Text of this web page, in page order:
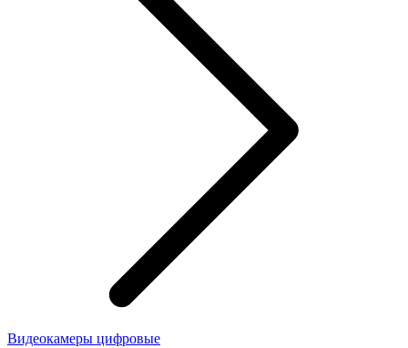
Видеокамеры цифровые